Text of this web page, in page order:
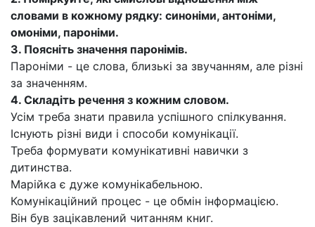
словами в кожному рядку: синоніми, антоніми,
омоніми, пароніми.
3. Поясніть значення паронімів.
Пароніми - це слова, близькі за звучанням, але різні
за значенням.
4. Складіть речення з кожним словом.
Усім треба знати правила успішного спілкування.
Існують різні види і способи комунікації.
Треба формувати комунікативні навички з
дитинства.
Марійка є дуже комунікабельною.
Комунікаційний процес - це обмін інформацією.
Він був зацікавлений читанням книг.